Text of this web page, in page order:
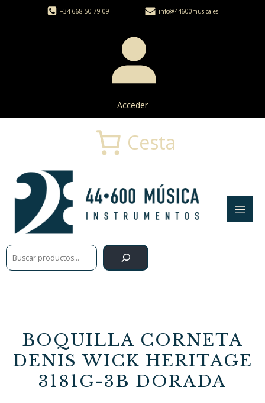
+34 668 50 79 09 info@44600musica.es
Acceder
Buscar
Cesta
BOQUILLA CORNETA
DENIS WICK HERITAGE
3181G-3B DORADA